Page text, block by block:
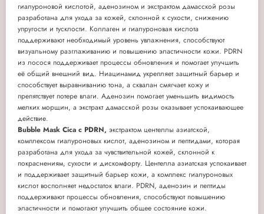
гиалуроновой кислотой, аденозином и экстрактом дамасской розы
разработана для ухода за кожей, склонной к сухости, снижению
упругости и тусклости. Коллаген и гиалуроновая кислота
поддерживают необходимый уровень увлажнения, способствуют
визуальному разглаживанию и повышению эластичности кожи. PDRN
из лосося поддерживает процессы обновления и помогает улучшить
её общий внешний вид. Ниацинамид укрепляет защитный барьер и
способствует выравниванию тона, а сквалан смягчает кожу и
препятствует потере влаги. Аденозин помогает уменьшить видимость
мелких морщин, а экстракт дамасской розы оказывает успокаивающее
действие.
Bubble Mask Cica с PDRN, экстрактом центеллы азиатской,
комплексом гиалуроновых кислот, аденозином и пептидами, которая
разработана для ухода за чувствительной кожей, склонной к
покраснениям, сухости и дискомфорту. Центелла азиатская успокаивает
и поддерживает защитный барьер кожи, а комплекс гиалуроновых
кислот восполняет недостаток влаги. PDRN, аденозин и пептиды
поддерживают процессы обновления, способствуют повышению
эластичности и помогают улучшить общее состояние кожи.